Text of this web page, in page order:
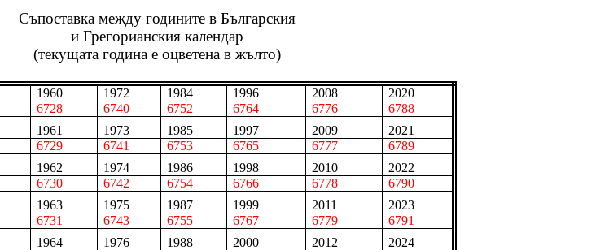
Съпоставка между годините в Българския
и Грегорианския календар
(текущата година е оцветена в жълто)
1960 1972 1984 1996 2008
2020
6728 6740 6752 6764 6776
6788
1961 1973 1985 1997 2009
2021
6729 6741 6753 6765 6777
6789
1962 1974 1986 1998 2010
2022
6730 6742 6754 6766 6778
6790
1963 1975 1987 1999 2011
2023
6731 6743 6755 6767 6779
6791
1964 1976 1988 2000 2012
2024